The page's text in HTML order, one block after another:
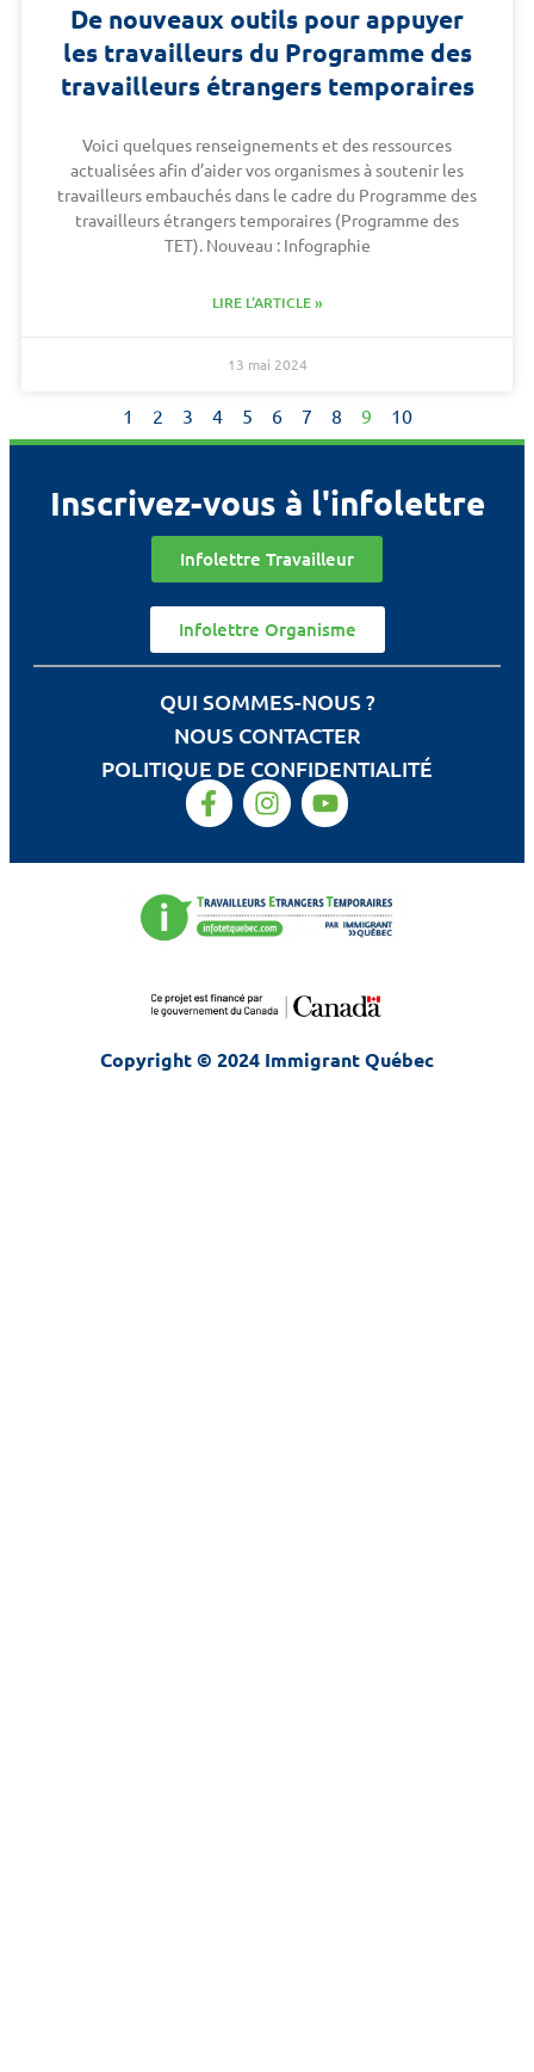
De nouveaux outils pour appuyer
les travailleurs du Programme des
travailleurs étrangers temporaires
Voici quelques renseignements et des ressources
actualisées afin d’aider vos organismes à soutenir les
travailleurs embauchés dans le cadre du Programme des
travailleurs étrangers temporaires (Programme des
TET). Nouveau : Infographie
LIRE L'ARTICLE »
13 mai 2024
1 2 3 4 5 6 7 8 9 10
Inscrivez-vous à l'infolettre
Infolettre Travailleur
Infolettre Organisme
QUI SOMMES-NOUS ?
NOUS CONTACTER
POLITIQUE DE CONFIDENTIALITÉ
Copyright © 2024 Immigrant Québec